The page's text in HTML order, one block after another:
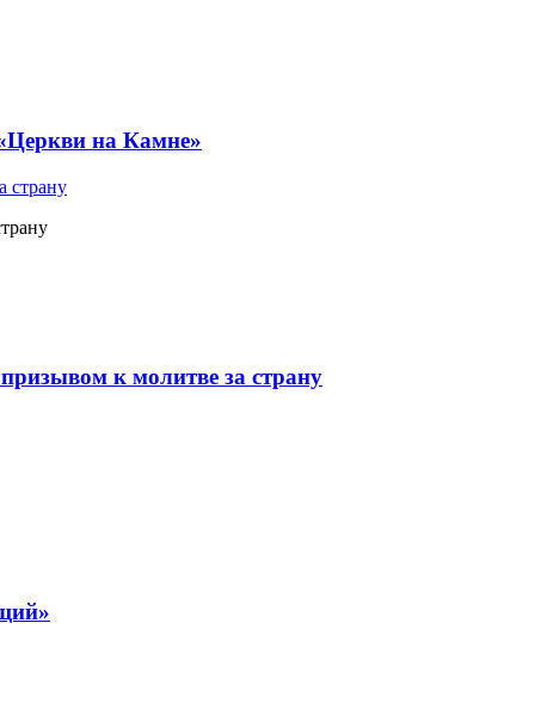
на Камне»
к молитве за страну